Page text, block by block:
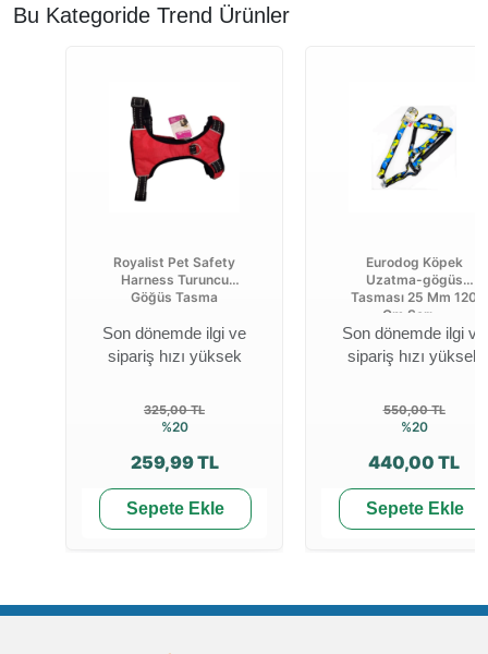
Bu Kategoride Trend Ürünler
Royalist Pet Safety
Harness Turuncu
Göğüs Tasma
Son dönemde ilgi ve
sipariş hızı yüksek
325,00 TL
%20
259,99 TL
Sepete Ekle
Eurodog Köpek
Uzatma-gögüs
Tasması 25 Mm 120
Cm Sarı ...
Son dönemde ilgi ve
sipariş hızı yüksek
550,00 TL
%20
440,00 TL
Sepete Ekle